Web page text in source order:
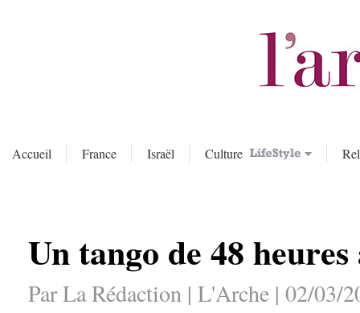
Accueil France Israël Culture
Un tango de 48
Par La Rédaction | L'Arche | 02/03/